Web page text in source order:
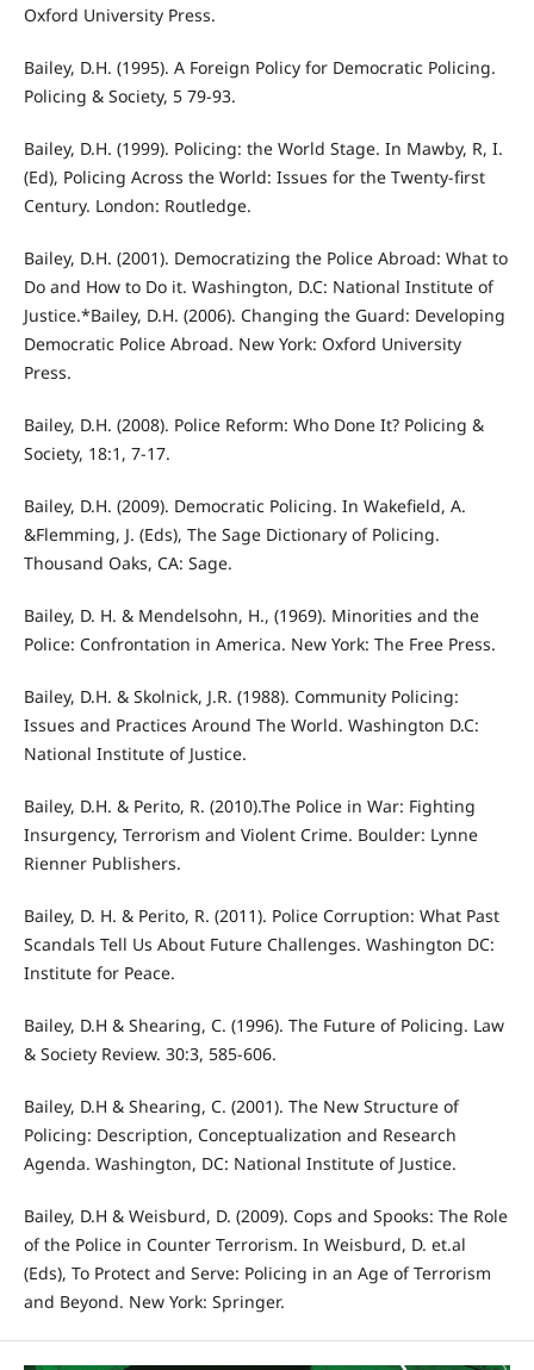
Oxford University Press.
Bailey, D.H. (1995). A Foreign Policy for Democratic Policing.
Policing & Society, 5 79-93.
Bailey, D.H. (1999). Policing: the World Stage. In Mawby, R, I.
(Ed), Policing Across the World: Issues for the Twenty-first
Century. London: Routledge.
Bailey, D.H. (2001). Democratizing the Police Abroad: What to
Do and How to Do it. Washington, D.C: National Institute of
Justice.*Bailey, D.H. (2006). Changing the Guard: Developing
Democratic Police Abroad. New York: Oxford University
Press.
Bailey, D.H. (2008). Police Reform: Who Done It? Policing &
Society, 18:1, 7-17.
Bailey, D.H. (2009). Democratic Policing. In Wakefield, A.
&Flemming, J. (Eds), The Sage Dictionary of Policing.
Thousand Oaks, CA: Sage.
Bailey, D. H. & Mendelsohn, H., (1969). Minorities and the
Police: Confrontation in America. New York: The Free Press.
Bailey, D.H. & Skolnick, J.R. (1988). Community Policing:
Issues and Practices Around The World. Washington D.C:
National Institute of Justice.
Bailey, D.H. & Perito, R. (2010).The Police in War: Fighting
Insurgency, Terrorism and Violent Crime. Boulder: Lynne
Rienner Publishers.
Bailey, D. H. & Perito, R. (2011). Police Corruption: What Past
Scandals Tell Us About Future Challenges. Washington DC:
Institute for Peace.
Bailey, D.H & Shearing, C. (1996). The Future of Policing. Law
& Society Review. 30:3, 585-606.
Bailey, D.H & Shearing, C. (2001). The New Structure of
Policing: Description, Conceptualization and Research
Agenda. Washington, DC: National Institute of Justice.
Bailey, D.H & Weisburd, D. (2009). Cops and Spooks: The Role
of the Police in Counter Terrorism. In Weisburd, D. et.al
(Eds), To Protect and Serve: Policing in an Age of Terrorism
and Beyond. New York: Springer.